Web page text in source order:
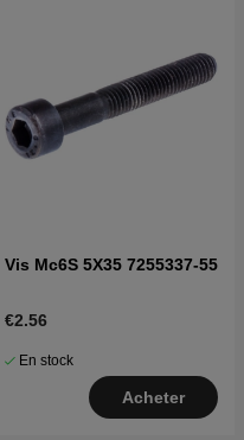
Vis Mc6S 5X35 7255337-55
€2.56
En stock
Acheter